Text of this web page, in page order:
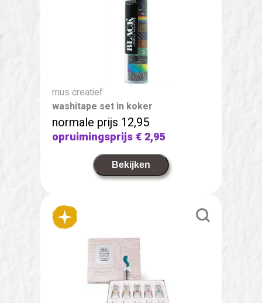
mus creatief
washitape set in koker
normale prijs 12,95
opruimingsprijs€ 2,95
Bekijken